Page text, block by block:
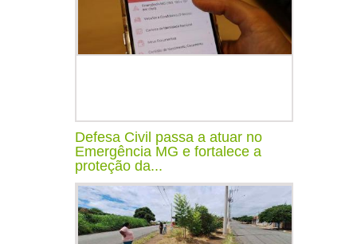
Defesa Civil passa a atuar no
Emergência MG e fortalece a
proteção da...